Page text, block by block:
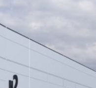
ANSEHEN